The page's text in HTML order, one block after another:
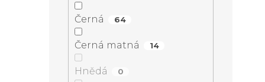
Černá 64
Černá matná 14
Hnědá 0